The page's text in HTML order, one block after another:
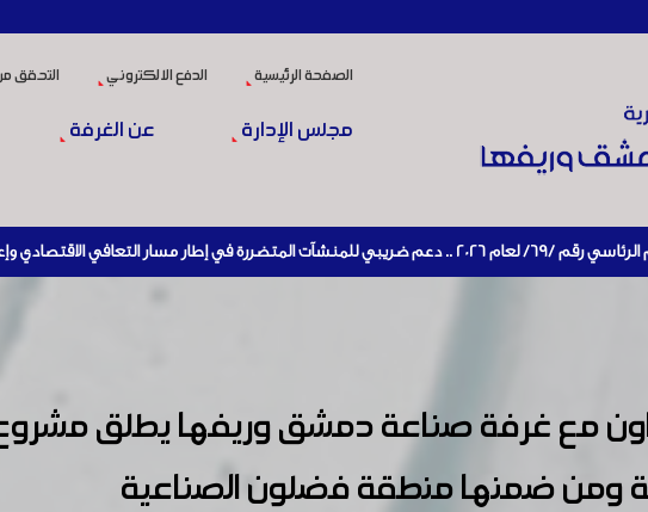
الصفحة الرئيسية الدفع الالكتروني التحقق
مجلس الإدارة عن الغرفة
وإعادة تنشيط الإنتاج
مع غرفة صناعة دمشق وريفها يطلق
ومن ضمنها منطقة فضلون الصناعية